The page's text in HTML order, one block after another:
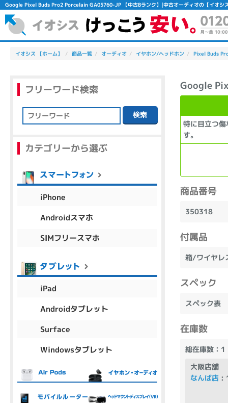
Google Pixel Buds Pro2 Porcelain GA05760-JP 【中古Bランク】|中古オーディオの【イオシ
イオシス 【ホーム】 商品一覧 オーディオ イヤホン/ヘッドホン Pixel Buds
Google
特に目立つ
す。
商品番号
350318
付属品
箱/ワイヤレ
スペック
スペック表
在庫数
総在庫数：1
大阪店舗
なんば店 :
フリーワード検索
検索
カテゴリーから選ぶ
iPhone
Androidスマホ
SIMフリースマホ
iPad
Androidタブレット
Surface
Windowsタブレット
除外ワード
人気の検索ワード：Let's note EliteBook
商品シリーズ名・ブランド名の絞り込み。
Thinkpad
aspire Inspiron
商品の搭載機能による絞り込み
Webカメラ内蔵